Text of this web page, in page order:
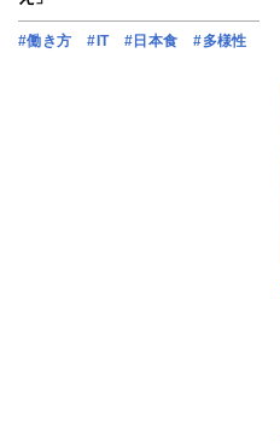
#働き方 #IT #日本食 #多様性